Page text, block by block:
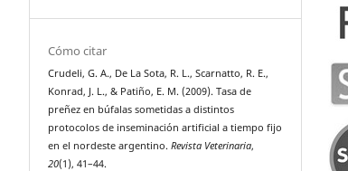
Cómo citar
Crudeli, G. A., De La Sota, R. L., Scarnatto, R. E.,
Konrad, J. L., & Patiño, E. M. (2009). Tasa de
preñez en búfalas sometidas a distintos
protocolos de inseminación artificial a tiempo fijo
en el nordeste argentino.Revista Veterinaria,
20(1), 41–44.